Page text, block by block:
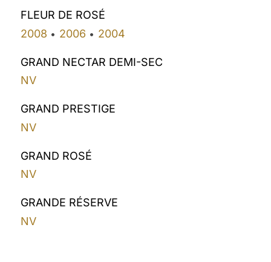
FLEUR DE ROSÉ
2008 • 2006 • 2004
GRAND NECTAR DEMI-SEC
NV
GRAND PRESTIGE
NV
GRAND ROSÉ
NV
GRANDE RÉSERVE
NV